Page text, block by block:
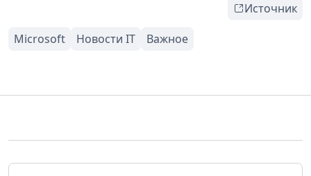
Источник